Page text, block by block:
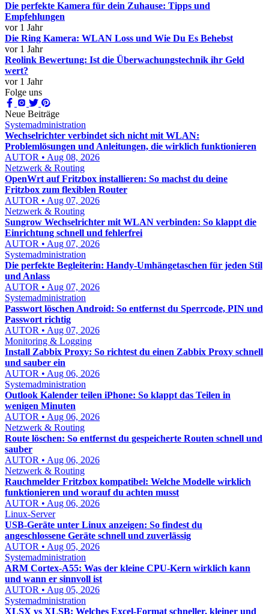
Die perfekte Kamera für dein Zuhause: Tipps und
Empfehlungen
vor 1 Jahr
Die Ring Kamera: WLAN Loss und Wie Du Es Behebst
vor 1 Jahr
Reolink Bewertung: Ist die Überwachungstechnik ihr Geld
wert?
vor 1 Jahr
Folge uns
Neue Beiträge
Systemadministration
Wechselrichter verbindet sich nicht mit WLAN:
Problemlösungen und Anleitungen, die wirklich funktionieren
AUTOR • Aug 08, 2026
Netzwerk & Routing
OpenWrt auf Fritzbox installieren: So machst du deine
Fritzbox zum flexiblen Router
AUTOR • Aug 07, 2026
Netzwerk & Routing
Sungrow Wechselrichter mit WLAN verbinden: So klappt die
Einrichtung schnell und fehlerfrei
AUTOR • Aug 07, 2026
Systemadministration
Die perfekte Begleiterin: Handy-Umhängetaschen für jeden Stil
und Anlass
AUTOR • Aug 07, 2026
Systemadministration
Passwort löschen Android: So entfernst du Sperrcode, PIN und
Passwort richtig
AUTOR • Aug 07, 2026
Monitoring & Logging
Install Zabbix Proxy: So richtest du einen Zabbix Proxy schnell
und sauber ein
AUTOR • Aug 06, 2026
Systemadministration
Outlook Kalender teilen iPhone: So klappt das Teilen in
wenigen Minuten
AUTOR • Aug 06, 2026
Netzwerk & Routing
Route löschen: So entfernst du gespeicherte Routen schnell und
sauber
AUTOR • Aug 06, 2026
Netzwerk & Routing
Rauchmelder Fritzbox kompatibel: Welche Modelle wirklich
funktionieren und worauf du achten musst
AUTOR • Aug 06, 2026
Linux-Server
USB-Geräte unter Linux anzeigen: So findest du
angeschlossene Geräte schnell und zuverlässig
AUTOR • Aug 05, 2026
Systemadministration
ARM Cortex-A55: Was der kleine CPU-Kern wirklich kann
und wann er sinnvoll ist
AUTOR • Aug 05, 2026
Systemadministration
XLSX vs XLSB: Welches Excel-Format schneller, kleiner und